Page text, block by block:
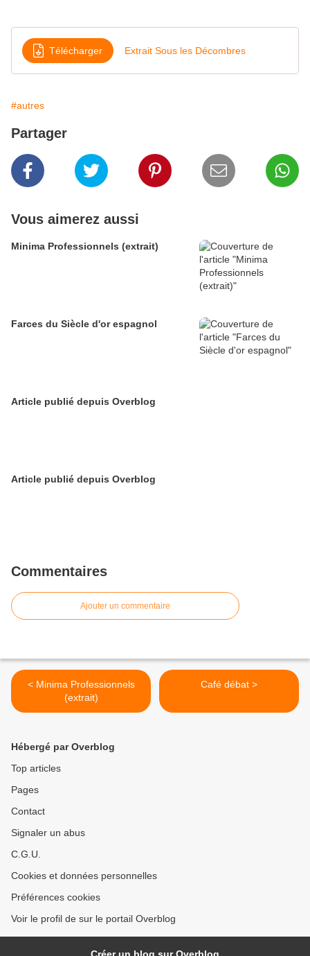
Télécharger Extrait Sous les Décombres
#autres
Partager
Vous aimerez aussi
Minima Professionnels (extrait)
Farces du Siècle d'or espagnol
Article publié depuis Overblog
Article publié depuis Overblog
Commentaires
Ajouter un commentaire
< Minima Professionnels
(extrait)
Café débat >
Hébergé par Overblog
Top articles
Pages
Contact
Signaler un abus
C.G.U.
Cookies et données personnelles
Préférences cookies
Voir le profil de sur le portail Overblog